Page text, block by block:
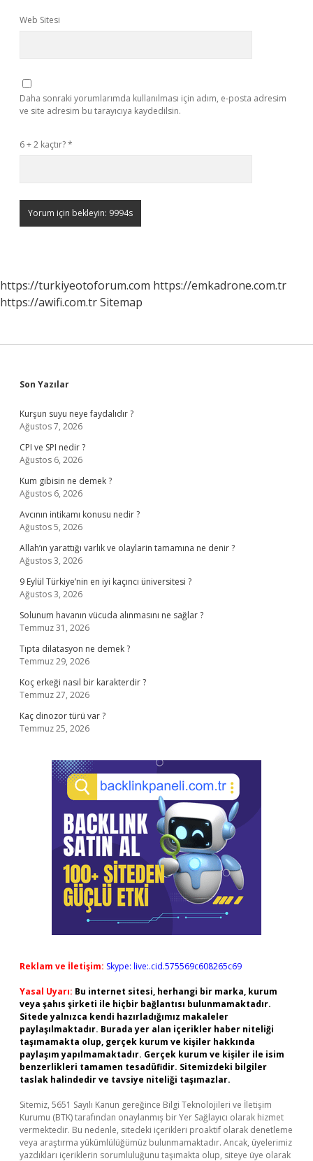
Web Sitesi
Daha sonraki yorumlarımda kullanılması için adım, e-posta adresim
ve site adresim bu tarayıcıya kaydedilsin.
6 + 2 kaçtır?*
https://turkiyeotoforum.com https://emkadrone.com.tr
https://awifi.com.trSitemap
Sidebar
Son Yazılar
Kurşun suyu neye faydalıdır ?
Ağustos 7, 2026
CPI ve SPI nedir ?
Ağustos 6, 2026
Kum gibisin ne demek ?
Ağustos 6, 2026
Avcının intikamı konusu nedir ?
Ağustos 5, 2026
Allah’ın yarattığı varlık ve olaylarin tamamına ne denir ?
Ağustos 3, 2026
9 Eylül Türkiye’nin en iyi kaçıncı üniversitesi ?
Ağustos 3, 2026
Solunum havanın vücuda alınmasını ne sağlar ?
Temmuz 31, 2026
Tıpta dilatasyon ne demek ?
Temmuz 29, 2026
Koç erkeği nasıl bir karakterdir ?
Temmuz 27, 2026
Kaç dinozor türü var ?
Temmuz 25, 2026
Reklam ve İletişim: Skype: live:.cid.575569c608265c69
Yasal Uyarı: Bu internet sitesi, herhangi bir marka, kurum
veya şahıs şirketi ile hiçbir bağlantısı bulunmamaktadır.
Sitede yalnızca kendi hazırladığımız makaleler
paylaşılmaktadır. Burada yer alan içerikler haber niteliği
taşımamakta olup, gerçek kurum ve kişiler hakkında
paylaşım yapılmamaktadır. Gerçek kurum ve kişiler ile isim
benzerlikleri tamamen tesadüfidir. Sitemizdeki bilgiler
taslak halindedir ve tavsiye niteliği taşımazlar.
Sitemiz, 5651 Sayılı Kanun gereğince Bilgi Teknolojileri ve İletişim
Kurumu (BTK) tarafından onaylanmış bir Yer Sağlayıcı olarak hizmet
vermektedir. Bu nedenle, sitedeki içerikleri proaktif olarak denetleme
veya araştırma yükümlülüğümüz bulunmamaktadır. Ancak, üyelerimiz
yazdıkları içeriklerin sorumluluğunu taşımakta olup, siteye üye olarak